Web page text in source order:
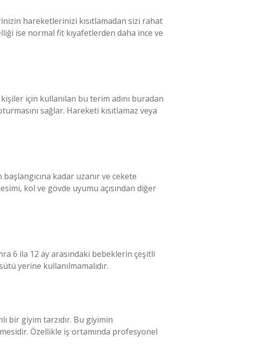
hareketlerinizi kısıtlamadan sizi rahat
ise normal fit kıyafetlerden daha ince ve
için kullanılan bu terim adını buradan
sağlar. Hareketi kısıtlamaz veya
kadar uzanır ve cekete
kol ve gövde uyumu açısından diğer
6 ila 12 ay arasındaki bebeklerin çeşitli
yerine kullanılmamalıdır.
bir giyim tarzıdır. Bu giyimin
Özellikle iş ortamında profesyonel